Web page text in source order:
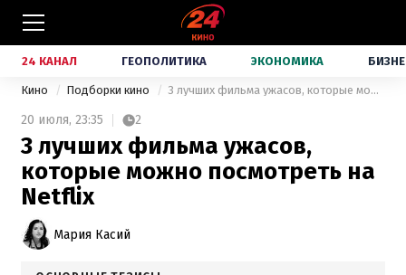
24 КАНАЛ ГЕОПОЛИТИКА ЭКОНОМИКА
Кино Подборки кино 3 лучших фильма ужасов, которые можно посмотреть на Netflix
20 июля, 23:35 2
3 лучших фильма ужасов,
которые можно посмотреть на
Netflix
Мария Касий